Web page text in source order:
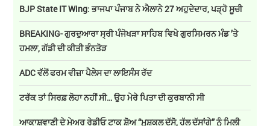
BJP State IT Wing: ਭਾਜਪਾ ਪੰਜਾਬ ਨੇ ਐਲਾਨੇ 27 ਅਹੁਦੇਦਾਰ, ਪੜ੍ਹੋ ਸੂਚੀ
BREAKING- ਗੁਰਦੁਆਰਾ ਸ੍ਰੀ ਪੰਜੋਖੜਾ ਸਾਹਿਬ ਵਿਖੇ ਗੁਰਸਿਮਰਨ ਮੰਡ ’ਤੇ
ਹਮਲਾ, ਗੱਡੀ ਦੀ ਕੀਤੀ ਭੰਨਤੋੜ
ADC ਵੱਲੋਂ ਫਰਮ ਵੀਜ਼ਾ ਪੈਲੇਸ ਦਾ ਲਾਇਸੰਸ ਰੱਦ
ਟਰੱਕ ਤਾਂ ਸਿਰਫ਼ ਲੋਹਾ ਨਹੀਂ ਸੀ… ਉਹ ਮੇਰੇ ਪਿਤਾ ਦੀ ਕੁਰਬਾਨੀ ਸੀ
ਆਕਾਸ਼ਵਾਣੀ ਦੇ ਮੇਅਰ ਰੇਡੀਓ ਟਾਕ ਸ਼ੋਅ “ਮੁਸ਼ਕਲ ਦੱਸੋ, ਹੱਲ ਦੱਸਾਂਗੇ” ਨੂੰ ਮਿਲੀ